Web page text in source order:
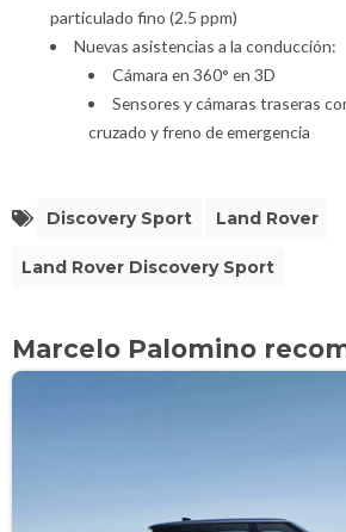
particulado fino (2.5 ppm)
Nuevas asistencias a la conducción:
Cámara en 360° en 3D
Sensores y cámaras traseras
cruzado y freno de emergencia
Discovery Sport Land Rover
Land Rover Discovery Sport
Marcelo Palomino